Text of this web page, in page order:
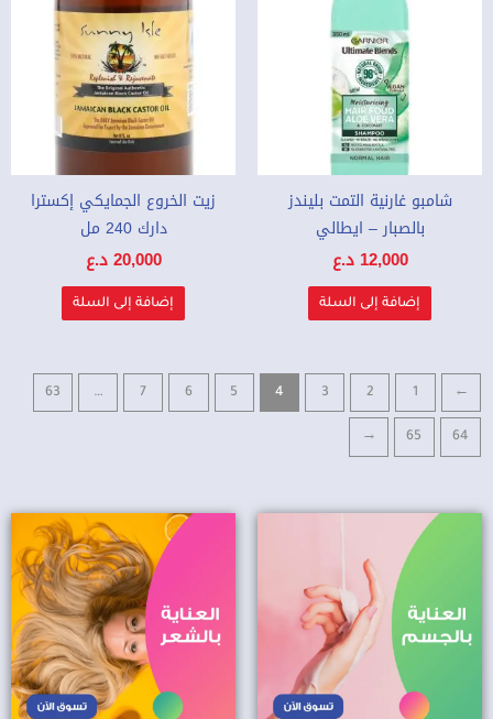
شامبو غارنية التمت بليندز
بالصبار – ايطالي
12,000 د.ع
إضافة إلى السلة
زيت الخروع الجمايكي إكسترا
دارك 240 مل
20,000د.ع
إضافة إلى السلة
→
1
2
3
4
5
6
7
…
63
64
65
←